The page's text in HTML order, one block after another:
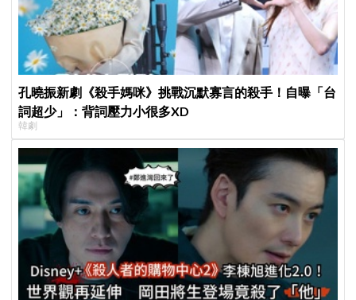
孔曉振新劇《殺手媽咪》挑戰沉默寡言的殺手！自曝「台
詞超少」：背詞壓力小很多XD
韓劇